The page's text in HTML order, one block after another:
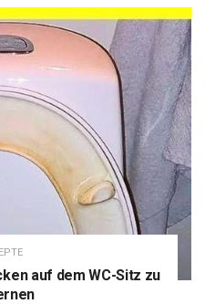
auf dem WC-Sitz zu